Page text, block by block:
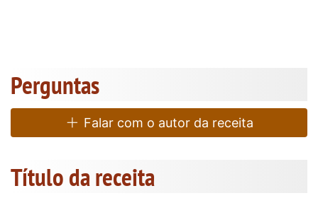
Perguntas
Falar com o autor da receita
Título da receita